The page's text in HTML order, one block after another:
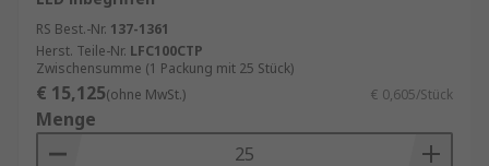
RS Best.-Nr. 137-1361
Herst. Teile-Nr. LFC100CTP
Zwischensumme (1 Packung mit 25 Stück)
€ 15,125(ohne MwSt.) € 0,605/Stück
Menge